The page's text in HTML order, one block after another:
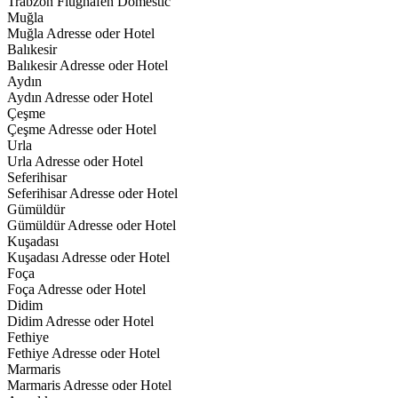
Muğla
Muğla Adresse oder Hotel
Balıkesir
Balıkesir Adresse oder Hotel
Aydın
Aydın Adresse oder Hotel
Çeşme
Çeşme Adresse oder Hotel
Urla
Urla Adresse oder Hotel
Seferihisar
Seferihisar Adresse oder Hotel
Gümüldür
Gümüldür Adresse oder Hotel
Kuşadası
Kuşadası Adresse oder Hotel
Foça
Foça Adresse oder Hotel
Didim
Didim Adresse oder Hotel
Fethiye
Fethiye Adresse oder Hotel
Marmaris
Marmaris Adresse oder Hotel